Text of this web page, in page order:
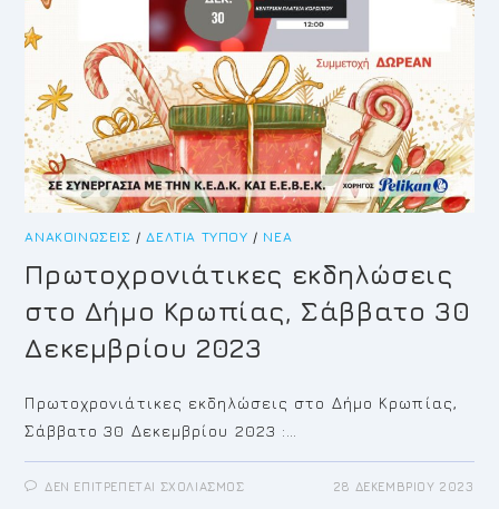
ΑΝΑΚΟΙΝΏΣΕΙΣ /ΔΕΛΤΊΑ ΤΎΠΟΥ / ΝΈΑ
Πρωτοχρονιάτικες εκδηλώσεις
στο Δήμο Κρωπίας, Σάββατο 30
Δεκεμβρίου 2023
Πρωτοχρονιάτικες εκδηλώσεις στο Δήμο Κρωπίας,
Σάββατο 30 Δεκεμβρίου 2023 :…
ΔΕΝ ΕΠΙΤΡΈΠΕΤΑΙ ΣΧΟΛΙΑΣΜΌΣΣΤΟ 28 ΔΕΚΕΜΒΡΊΟΥ 2023